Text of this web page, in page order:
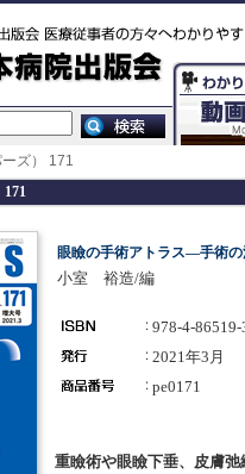
ズ） 171
171
眼瞼の手術アトラス―手術
小室 裕造/編
978-4-
2021年3月
pe0171
重瞼術や眼瞼下垂、皮膚